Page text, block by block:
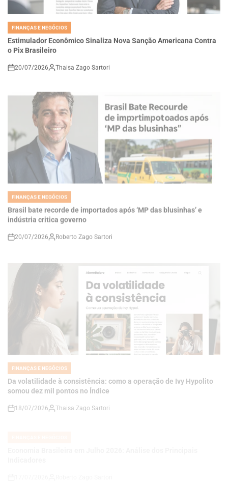
FINANÇAS E NEGÓCIOS
Estimulador Econômico Sinaliza Nova Sanção Americana Contra
o Pix Brasileiro
on
20/07/2026 Thaisa Zago Sartori
FINANÇAS E NEGÓCIOS
Brasil bate recorde de importados após ‘MP das blusinhas’ e
indústria critica governo
on
20/07/2026 Roberto Zago Sartori
FINANÇAS E NEGÓCIOS
Da volatilidade à consistência: como a operação de Ivy Hypolito
somou dez mil pontos no Índice
on
18/07/2026 Thaisa Zago Sartori
POSTED
FINANÇAS E NEGÓCIOS
Indicadores